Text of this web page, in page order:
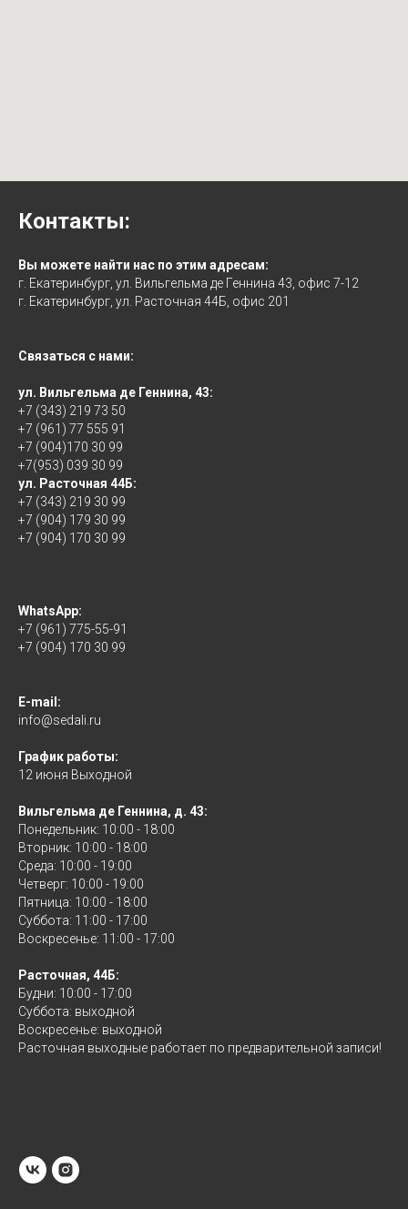
Контакты:
Вы можете найти нас по этим адресам:
г. Екатеринбург, ул. Вильгельма де Геннина 43, офис 7-12
г. Екатеринбург, ул. Расточная 44Б, офис 201
Связаться с нами:
ул. Вильгельма де Геннина, 43:
+7 (343) 219 73 50
+7 (961) 77 555 91
+7 (904)170 30 99
+7(953) 039 30 99
ул. Расточная 44Б:
+7 (343) 219 30 99
+7 (904) 179 30 99
+7 (904) 170 30 99
WhatsApp:
+7 (961) 775-55-91
+7 (904) 170 30 99
E-mail:
info@sedali.ru
График работы:
12 июня Выходной
Вильгельма де Геннина, д. 43:
Понедельник: 10:00 - 18:00
Вторник: 10:00 - 18:00
Среда: 10:00 - 19:00
Четверг: 10:00 - 19:00
Пятница: 10:00 - 18:00
Суббота: 11:00 - 17:00
Воскресенье: 11:00 - 17:00
Расточная, 44Б:
Будни: 10:00 - 17:00
Суббота: выходной
Воскресенье: выходной
Расточная выходные работает по предварительной записи!